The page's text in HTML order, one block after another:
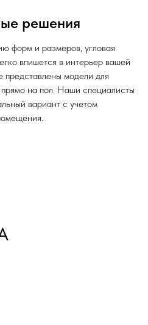
решения
форм и размеров, угловая
впишется в интерьер вашей
представлены модели для
на пол. Наши специалисты
вариант с учетом